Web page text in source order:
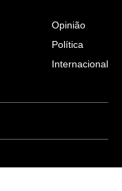
Opinião
Política
Internacional